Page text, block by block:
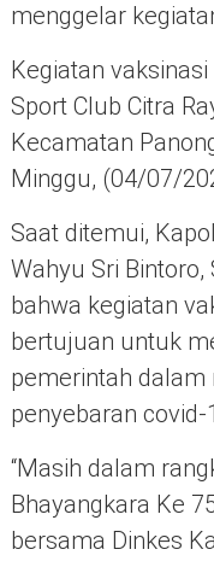
menggelar
Kegiatan
Sport Club Citra
Kecamatan
Minggu, (04/07/
Saat ditemui,
Wahyu Sri Bintoro,
bahwa kegiatan
bertujuan untuk
pemerintah
penyebaran covid-
“Masih dalam
Bhayangkara Ke
bersama Dinkes